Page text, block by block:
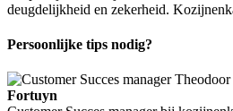
deugdelijkheid en zekerheid.
Persoonlijke tips nodig?
Fortuyn